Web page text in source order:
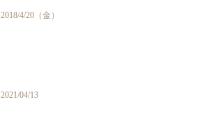
2018/4/20（金）
2021/04/13